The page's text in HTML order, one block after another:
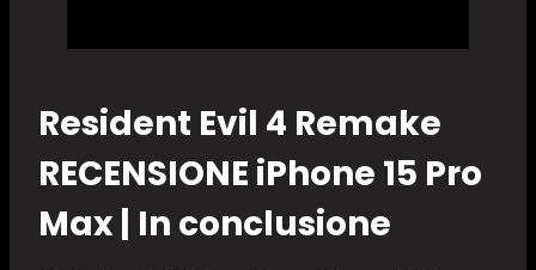
Resident Evil 4 Remake
RECENSIONE iPhone 15 Pro
Max | In conclusione